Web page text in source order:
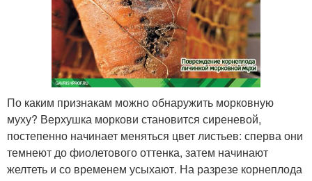
По каким признакам можно обнаружить морковную
муху? Верхушка моркови становится сиреневой,
постепенно начинает меняться цвет листьев: сперва они
темнеют до фиолетового оттенка, затем начинают
желтеть и со временем усыхают. На разрезе корнеплода